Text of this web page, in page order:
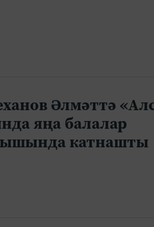
Әлмәттә
яңа балалар
катнашты